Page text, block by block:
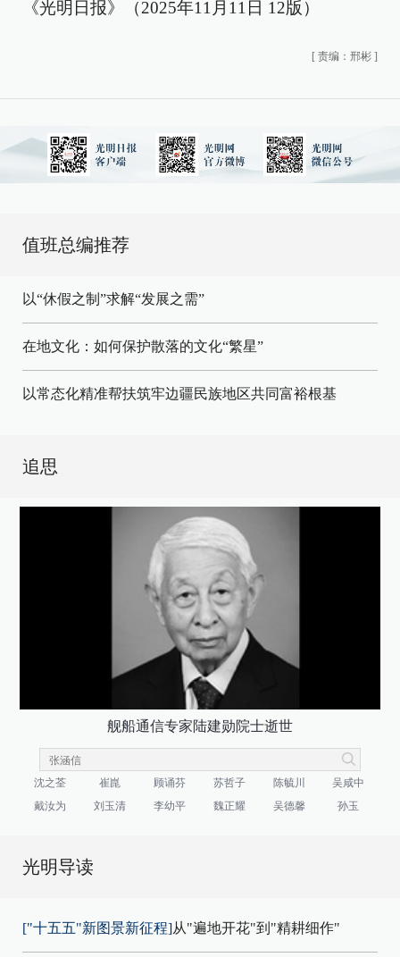
《光明日报》（2025年11月11日 12版）
[ 责编：邢彬 ]
值班总编推荐
以“休假之制”求解“发展之需”
在地文化：如何保护散落的文化“繁星”
以常态化精准帮扶筑牢边疆民族地区共同富裕根基
追思
舰船通信专家陆建勋院士逝世
沈之荃 崔崑 顾诵芬 苏哲子 陈毓川
吴咸中
戴汝为
刘玉清 李幼平 魏正耀 吴德馨 孙玉
光明导读
["十五五"新图景新征程]从"遍地开花"到"精耕细作"